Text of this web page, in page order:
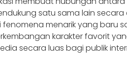
satu sama lain secara
menarik yang baru
karakter favorit
secara luas bagi publik